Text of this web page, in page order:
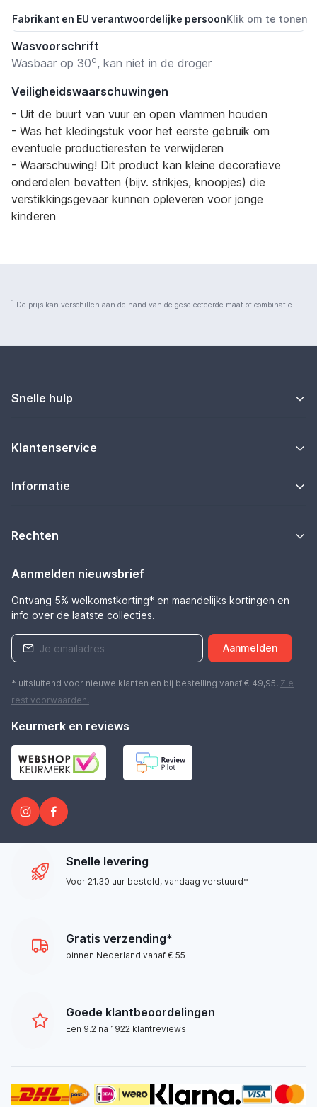
Fabrikant en EU verantwoordelijke persoonKlik om te tonen
Wasvoorschrift
Wasbaar op 30o, kan niet in de droger
Veiligheidswaarschuwingen
- Uit de buurt van vuur en open vlammen houden
- Was het kledingstuk voor het eerste gebruik om
eventuele productieresten te verwijderen
- Waarschuwing! Dit product kan kleine decoratieve
onderdelen bevatten (bijv. strikjes, knoopjes) die
verstikkingsgevaar kunnen opleveren voor jonge
kinderen
1 De prijs kan verschillen aan de hand van de geselecteerde maat of combinatie.
Snelle hulp
Klantenservice
Informatie
Rechten
Aanmelden nieuwsbrief
Ontvang 5% welkomstkorting* en maandelijks kortingen en
info over de laatste collecties.
Aanmelden
* uitsluitend voor nieuwe klanten en bij bestelling vanaf € 49,95. Zie
rest voorwaarden.
Keurmerk en reviews
Snelle levering
Voor 21.30 uur besteld, vandaag verstuurd*
Gratis verzending*
binnen Nederland vanaf € 55
Goede klantbeoordelingen
Een 9.2 na 1922 klantreviews